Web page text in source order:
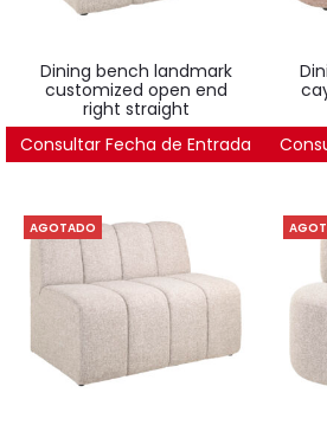
dining bench landmark
customized open end
right straight
1.805€
Consultar Fecha de Entrada
dining bench landmark
AGOTADO